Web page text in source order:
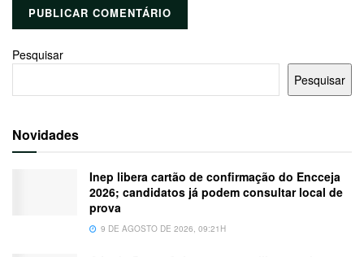
Pesquisar
Pesquisar
Novidades
Inep libera cartão de confirmação do Encceja
2026; candidatos já podem consultar local de
prova
9 DE AGOSTO DE 2026, 09:21H